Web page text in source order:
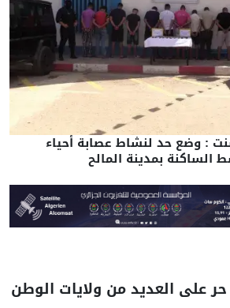
: وضع حد لنشاط عصابة أحياء
الساكنة بمدينة المالح
على العديد من ولايات الوطن